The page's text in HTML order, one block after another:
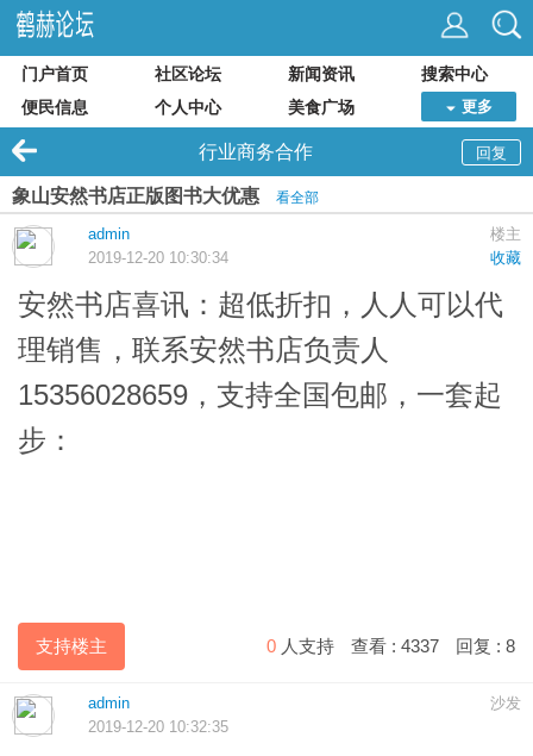
门户首页 社区论坛 新闻资讯
搜索中心
便民信息
个人中心 美食广场 更多
回复
行业商务合作
象山安然书店正版图书大优惠 看全部
楼主
admin
收藏
2019-12-20 10:30:34
安然书店喜讯：超低折扣，人人可以代
理销售，联系安然书店负责人
15356028659，支持全国包邮，一套起
步：
支持楼主 0 人支持 查看 : 4337 回复 : 8
沙发
admin
2019-12-20 10:32:35